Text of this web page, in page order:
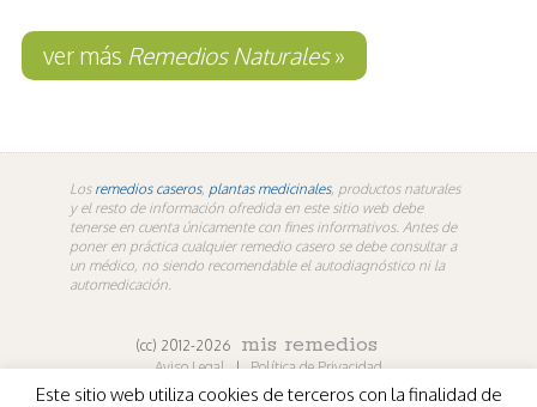
ver más Remedios Naturales»
Los remedios caseros, plantas medicinales, productos naturales
y el resto de información ofredida en este sitio web debe
tenerse en cuenta únicamente con fines informativos. Antes de
poner en práctica cualquier remedio casero se debe consultar a
un médico, no siendo recomendable el autodiagnóstico ni la
automedicación.
(cc) 2012-2026 mis remedios
Aviso Legal | Política de Privacidad
Este sitio web utiliza cookies de terceros con la finalidad de